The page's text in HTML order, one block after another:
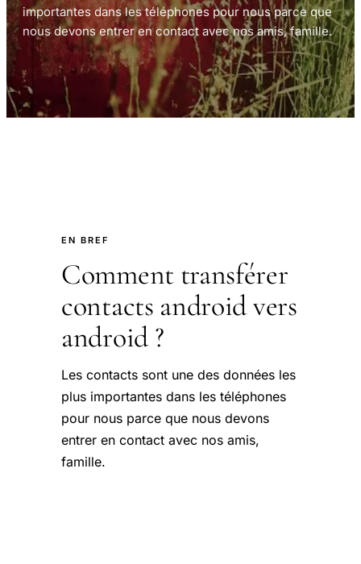
importantes dans les téléphones pour nous parce que
nous devons entrer en contact avec nos amis, famille.
EN BREF
Comment transférer
contacts android vers
android ?
Les contacts sont une des données les
plus importantes dans les téléphones
pour nous parce que nous devons
entrer en contact avec nos amis,
famille.